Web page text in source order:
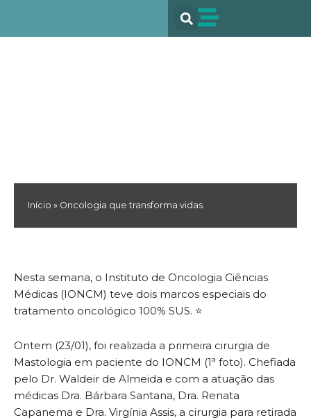
o
Início » Oncologia que transforma vidas
Nesta semana, o Instituto de Oncologia Ciências
Médicas (IONCM) teve dois marcos especiais do
tratamento oncológico 100% SUS. ⭐
Ontem (23/01), foi realizada a primeira cirurgia de
Mastologia em paciente do IONCM (1ª foto). Chefiada
pelo Dr. Waldeir de Almeida e com a atuação das
médicas Dra. Bárbara Santana, Dra. Renata
Capanema e Dra. Virgínia Assis, a cirurgia para retirada